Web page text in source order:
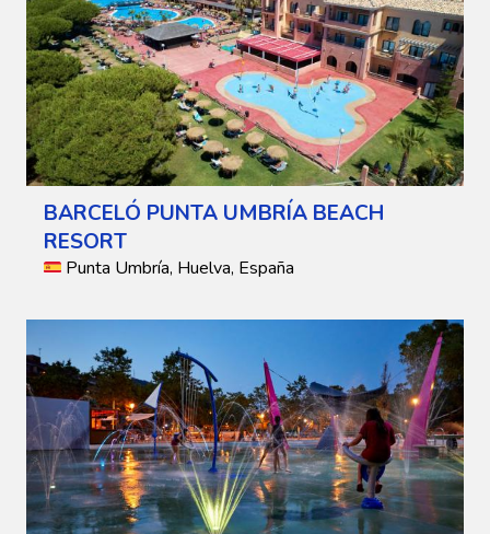
BARCELÓ PUNTA UMBRÍA BEACH
RESORT
Punta Umbría, Huelva, España